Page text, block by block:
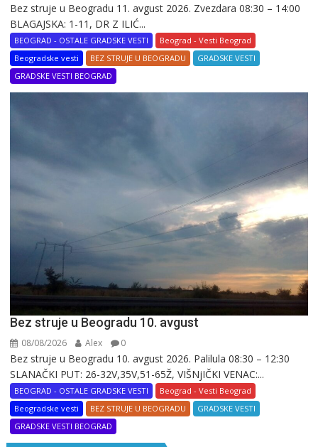
Bez struje u Beogradu 11. avgust 2026. Zvezdara 08:30 – 14:00
BLAGAJSKA: 1-11, DR Z ILIĆ...
BEOGRAD - OSTALE GRADSKE VESTI
Beograd - Vesti Beograd
Beogradske vesti
BEZ STRUJE U BEOGRADU
GRADSKE VESTI
GRADSKE VESTI BEOGRAD
Bez struje u Beogradu 10. avgust
08/08/2026 Alex 0
Bez struje u Beogradu 10. avgust 2026. Palilula 08:30 – 12:30
SLANAČKI PUT: 26-32V,35V,51-65Ž, VIŠNjIČKI VENAC:...
BEOGRAD - OSTALE GRADSKE VESTI
Beograd - Vesti Beograd
Beogradske vesti
BEZ STRUJE U BEOGRADU
GRADSKE VESTI
GRADSKE VESTI BEOGRAD